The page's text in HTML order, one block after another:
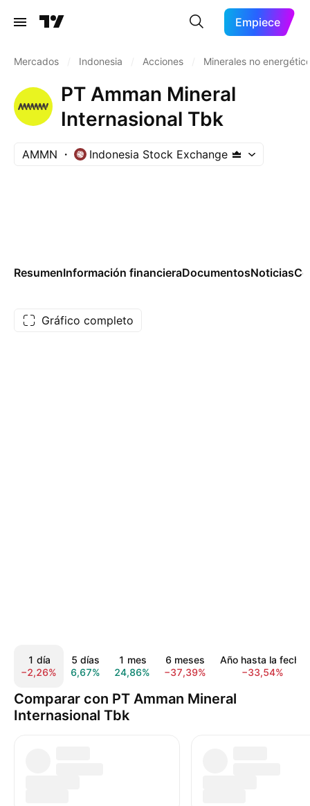
Empiece
Mercados Indonesia Acciones Minerales no
PT Amman Mineral
Internasional Tbk
AMMN Indonesia Stock Exchange
ResumenInformación financieraDocumentosNoticias
Gráfico completo
1 día
−2,26%
5 días
6,67%
1 mes
24,86%
6 meses
−37,39%
Año hasta la fecha
−33,54%
Comparar con PT Amman Mineral
Internasional Tbk